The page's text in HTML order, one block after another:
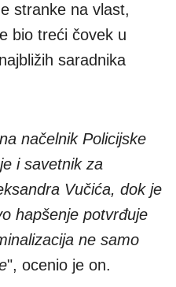
stranke na vlast,
bio treći čovek u
saradnika
načelnik Policijske
i savetnik za
Vučića, dok je
hapšenje potvrđuje
ne samo
", ocenio je on.